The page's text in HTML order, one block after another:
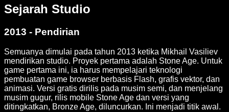
Sejarah Studio
2013 - Pendirian
Semuanya dimulai pada tahun 2013 ketika Mikhail Vasiliev
mendirikan studio. Proyek pertama adalah Stone Age. Untuk
game pertama ini, ia harus mempelajari teknologi
pembuatan game browser berbasis Flash, grafis vektor, dan
animasi. Versi gratis dirilis pada musim semi, dan menjelang
musim gugur, rilis mobile Stone Age dan versi yang
ditingkatkan, Bronze Age, diluncurkan. Ini menjadi titik awal.